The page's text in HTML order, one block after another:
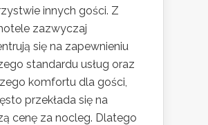
innych gości. Z
zazwyczaj
się na zapewnieniu
standardu usług oraz
komfortu dla gości,
przekłada się na
cenę za nocleg. Dlatego